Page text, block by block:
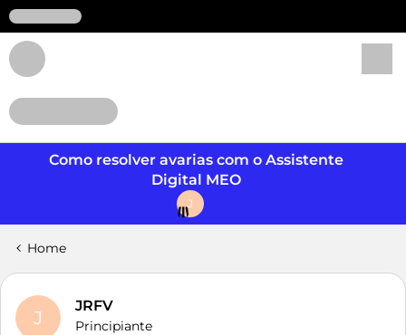
Como resolver avarias com o Assistente
Digital MEO
J
Home
J
JRFV
Principiante